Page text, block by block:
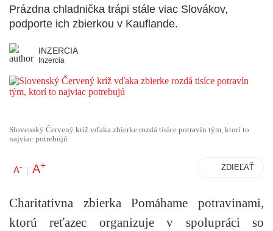
Prázdna chladnička trápi stále viac Slovákov,
podporte ich zbierkou v Kauflande.
INZERCIA
Inzercia
Slovenský Červený kríž vďaka zbierke rozdá tisíce potravín tým, ktorí to
najviac potrebujú
A- | A+ ZDIEĽAŤ
Charitatívna zbierka Pomáhame potravinami,
ktorú reťazec organizuje v spolupráci so